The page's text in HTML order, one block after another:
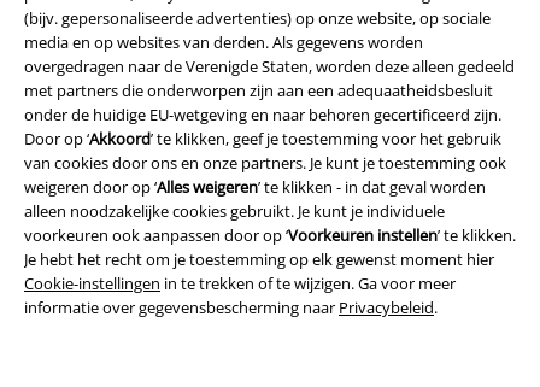
(bijv. gepersonaliseerde advertenties) op onze website, op sociale
media en op websites van derden. Als gegevens worden
overgedragen naar de Verenigde Staten, worden deze alleen gedeeld
met partners die onderworpen zijn aan een adequaatheidsbesluit
onder de huidige EU-wetgeving en naar behoren gecertificeerd zijn.
Door op ‘Akkoord’ te klikken, geef je toestemming voor het gebruik
van cookies door ons en onze partners. Je kunt je toestemming ook
weigeren door op ‘Alles weigeren’ te klikken - in dat geval worden
alleen noodzakelijke cookies gebruikt. Je kunt je individuele
voorkeuren ook aanpassen door op ‘Voorkeuren instellen’ te klikken.
Je hebt het recht om je toestemming op elk gewenst moment hier
Cookie-instellingen in te trekken of te wijzigen. Ga voor meer
informatie over gegevensbescherming naar Privacybeleid.
Beveiliging